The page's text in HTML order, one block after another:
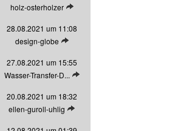
holz-osterholzer Letzten Beitrag anzeigen
28.08.2021 um 11:08
design-globe Letzten Beitrag anzeigen
27.08.2021 um 15:55
Wasser-Transfer-D... Letzten Beitrag anzeigen
20.08.2021 um 18:32
ellen-guroll-uhlig Letzten Beitrag anzeigen